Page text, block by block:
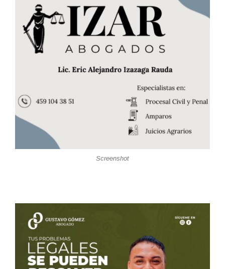
Screenshot